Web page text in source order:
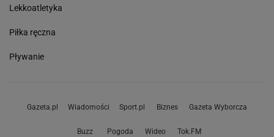
Lekkoatletyka
Piłka ręczna
Pływanie
Gazeta.pl Wiadomości Sport.pl Biznes Gazeta Wyborcza
Buzz Pogoda Wideo Tok.FM